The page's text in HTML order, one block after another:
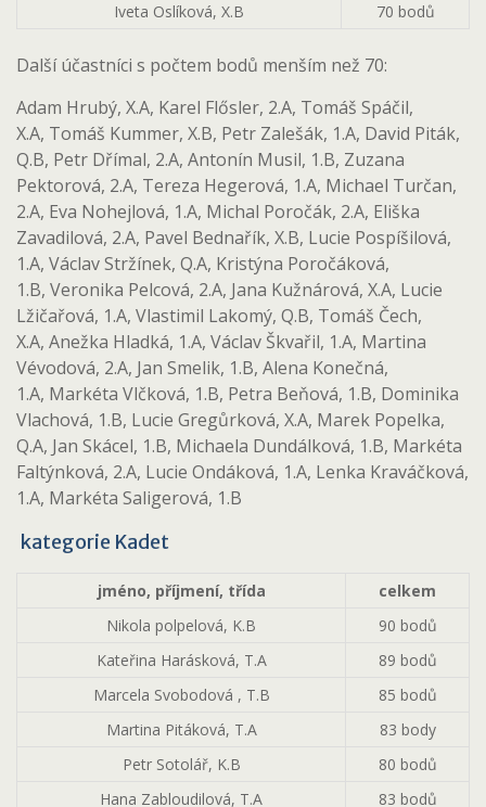
Iveta Oslíková, X.B
70 bodů
Další účastníci s počtem bodů menším než 70:
Adam Hrubý, X.A, Karel Flősler, 2.A, Tomáš Spáčil,
X.A, Tomáš Kummer, X.B, Petr Zalešák, 1.A, David Piták,
Q.B, Petr Dřímal, 2.A, Antonín Musil, 1.B, Zuzana
Pektorová, 2.A, Tereza Hegerová, 1.A, Michael Turčan,
2.A, Eva Nohejlová, 1.A, Michal Poročák, 2.A, Eliška
Zavadilová, 2.A, Pavel Bednařík, X.B, Lucie Pospíšilová,
1.A, Václav Stržínek, Q.A, Kristýna Poročáková,
1.B, Veronika Pelcová, 2.A, Jana Kužnárová, X.A, Lucie
Lžičařová, 1.A, Vlastimil Lakomý, Q.B, Tomáš Čech,
X.A, Anežka Hladká, 1.A, Václav Škvařil, 1.A, Martina
Vévodová, 2.A, Jan Smelik, 1.B, Alena Konečná,
1.A, Markéta Vlčková, 1.B, Petra Beňová, 1.B, Dominika
Vlachová, 1.B, Lucie Gregůrková, X.A, Marek Popelka,
Q.A, Jan Skácel, 1.B, Michaela Dundálková, 1.B, Markéta
Faltýnková, 2.A, Lucie Ondáková, 1.A, Lenka Kraváčková,
1.A, Markéta Saligerová, 1.B
kategorie Kadet
jméno, příjmení, třída
celkem
Nikola polpelová, K.B
90 bodů
Kateřina Harásková, T.A
89 bodů
Marcela Svobodová , T.B
85 bodů
Martina Pitáková, T.A
83 body
Petr Sotolář, K.B
80 bodů
Hana Zabloudilová, T.A
83 bodů